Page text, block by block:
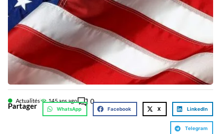
Actualités 145 ans ago 0
Partager WhatsApp Facebook X LinkedIn
Telegram